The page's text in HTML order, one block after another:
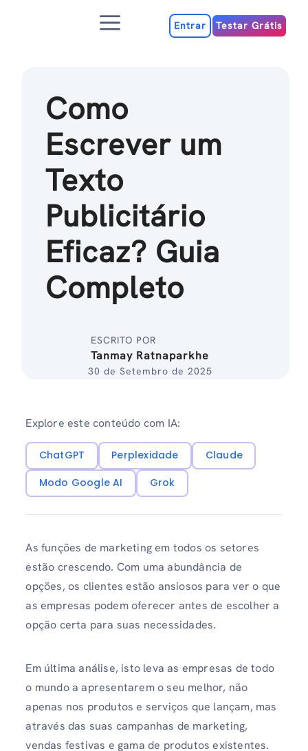
MenuEntrar Testar Grátis
Como
Escrever um
Texto
Publicitário
Eficaz? Guia
Completo
ESCRITO POR
Tanmay Ratnaparkhe
30 de Setembro de 2025
Explore este conteúdo com IA:
ChatGPT Perplexidade
Claude
Modo Google AI
Grok
As funções de marketing em todos os setores
estão crescendo. Com uma abundância de
opções, os clientes estão ansiosos para ver o que
as empresas podem oferecer antes de escolher a
opção certa para suas necessidades.
Em última análise, isto leva as empresas de todo
o mundo a apresentarem o seu melhor, não
apenas nos produtos e serviços que lançam, mas
através das suas campanhas de marketing,
vendas festivas e gama de produtos existentes.